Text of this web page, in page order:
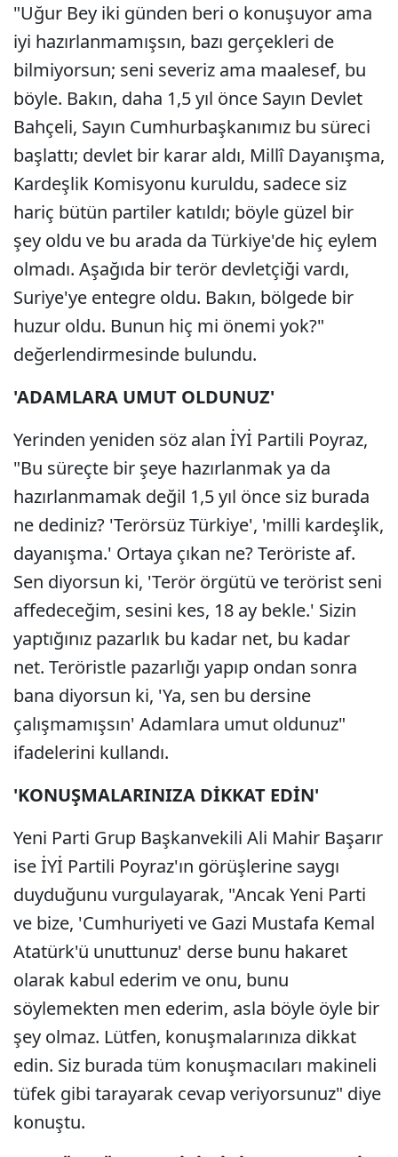
"Uğur Bey iki günden beri o konuşuyor ama
iyi hazırlanmamışsın, bazı gerçekleri de
bilmiyorsun; seni severiz ama maalesef, bu
böyle. Bakın, daha 1,5 yıl önce Sayın Devlet
Bahçeli, Sayın Cumhurbaşkanımız bu süreci
başlattı; devlet bir karar aldı, Millî Dayanışma,
Kardeşlik Komisyonu kuruldu, sadece siz
hariç bütün partiler katıldı; böyle güzel bir
şey oldu ve bu arada da Türkiye'de hiç eylem
olmadı. Aşağıda bir terör devletçiği vardı,
Suriye'ye entegre oldu. Bakın, bölgede bir
huzur oldu. Bunun hiç mi önemi yok?"
değerlendirmesinde bulundu.
'ADAMLARA UMUT OLDUNUZ'
Yerinden yeniden söz alan İYİ Partili Poyraz,
"Bu süreçte bir şeye hazırlanmak ya da
hazırlanmamak değil 1,5 yıl önce siz burada
ne dediniz? 'Terörsüz Türkiye', 'milli kardeşlik,
dayanışma.' Ortaya çıkan ne? Teröriste af.
Sen diyorsun ki, 'Terör örgütü ve terörist seni
affedeceğim, sesini kes, 18 ay bekle.' Sizin
yaptığınız pazarlık bu kadar net, bu kadar
net. Teröristle pazarlığı yapıp ondan sonra
bana diyorsun ki, 'Ya, sen bu dersine
çalışmamışsın' Adamlara umut oldunuz"
ifadelerini kullandı.
'KONUŞMALARINIZA DİKKAT EDİN'
Yeni Parti Grup Başkanvekili Ali Mahir Başarır
ise İYİ Partili Poyraz'ın görüşlerine saygı
duyduğunu vurgulayarak, "Ancak Yeni Parti
ve bize, 'Cumhuriyeti ve Gazi Mustafa Kemal
Atatürk'ü unuttunuz' derse bunu hakaret
olarak kabul ederim ve onu, bunu
söylemekten men ederim, asla böyle öyle bir
şey olmaz. Lütfen, konuşmalarınıza dikkat
edin. Siz burada tüm konuşmacıları makineli
tüfek gibi tarayarak cevap veriyorsunuz" diye
konuştu.